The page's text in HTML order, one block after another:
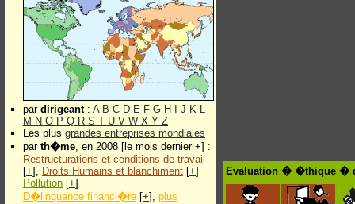
par dirigeant: A B C D E F G H J K L
M N O P Q R S T U V W X Y Z
Les plus grandes entreprises mondiales
par th�me, en 2008 [le mois dernier +] :
Restructurations et conditions de travail
[+], Droits Humains et blanchiment [+]
Pollution [+]
D�linquance financi�re [+], plus
Evaluation � �thique �